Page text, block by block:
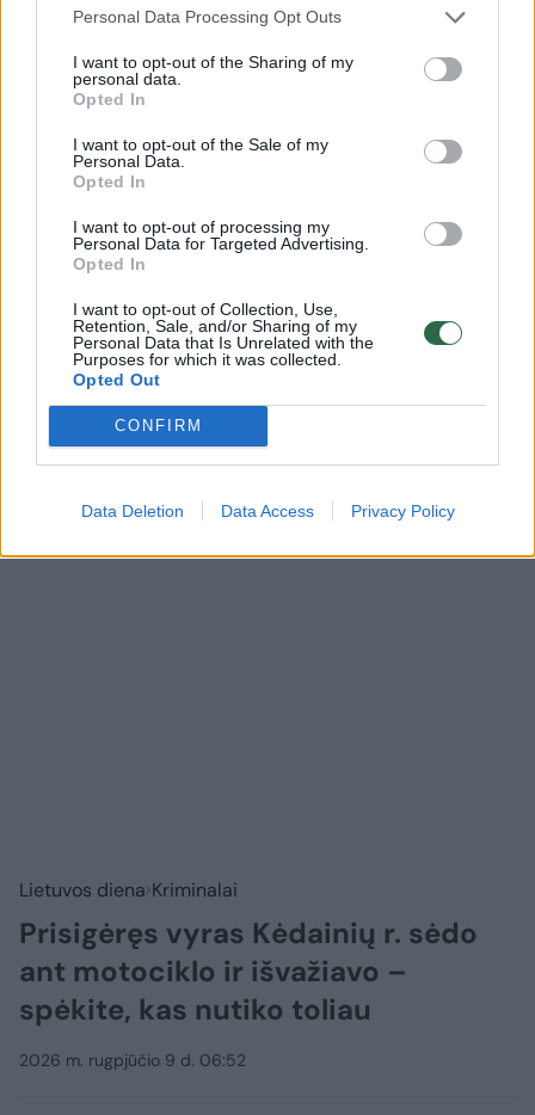
Personal Data Processing Opt Outs
I want to opt-out of the Sharing of my
personal data.
Opted In
I want to opt-out of the Sale of my
Personal Data.
Opted In
I want to opt-out of processing my
Personal Data for Targeted Advertising.
Opted In
I want to opt-out of Collection, Use,
Retention, Sale, and/or Sharing of my
Personal Data that Is Unrelated with the
Purposes for which it was collected.
Opted Out
CONFIRM
Data Deletion Data Access Privacy Policy
Valstybės sienos apsaugos tarnyba (VSAT)
Kontrabanda
Rodyti daugiau žymių
Komentuoti po šiuo straipsniu
Komentuoti gali tik Lrytas registruoti vartotojai.
bendruomenės ir bendraukite komentaruose!
Rodyti komentarus
Prisijungti komentatoriams
Lietuvos diena Kriminalai
Prisigėręs vyras Kėdainių r. sėdo
ant motociklo ir išvažiavo –
spėkite, kas nutiko toliau
2026 m. rugpjūčio 9 d. 06:52